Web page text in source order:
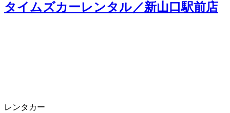
タイムズカーレンタル／新山口駅前店
レンタカー